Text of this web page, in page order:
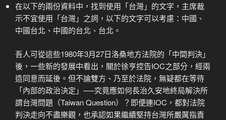
在以下的兩份資料中，找到使用「台灣」的文字，主席裁
示不宜使用「台灣」之詞，以下的文字可以考慮：中國、
中國台北、中國的台北、台北。
吾人可從這些1980年3月27日洛桑地方法院的「中間判決」
後，一些新的發展中看出，關於徐亨控告IOC之部分，經兩
造同意而延後。但不論雙方、乃至於法院，無疑都在等待
「內部的政治決定」──究竟應如何長治久安地終局解決所
謂台灣問題（Taiwan Question）？即便連IOC，都對法院
判決走向不盡樂觀，也承認如果繼續堅持台灣所嚴厲指責